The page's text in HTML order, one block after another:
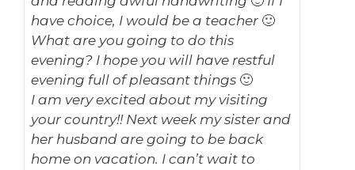
have choice, I would be a teacher 🙂
What are you going to do this
evening? I hope you will have restful
evening full of pleasant things 🙂
I am very excited about my visiting
your country!! Next week my sister and
her husband are going to be back
home on vacation. I can’t wait to